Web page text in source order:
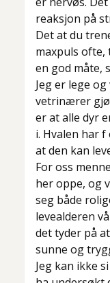
reaksjon på
Det at du
maxpuls
en god måte,
Jeg er lege
vetrinærer
er at alle dyr
i. Hvalen har
at den kan
For oss
her oppe, og
seg både
levealderen
det tyder på
sunne og
Jeg kan ikke